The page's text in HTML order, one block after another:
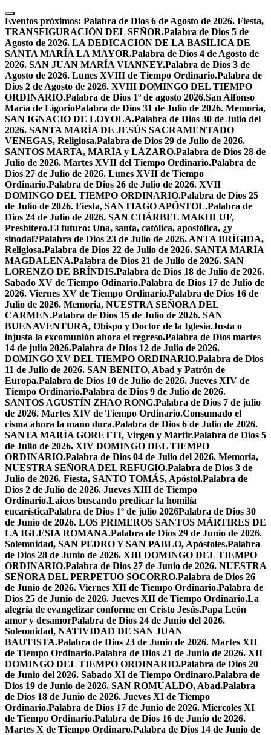
Skip
to
content
Eventos próximos: Palabra de Dios 6 de Agosto de 2026. Fiesta,
TRANSFIGURACIÓN DEL SEÑOR.Palabra de Dios 5 de
Agosto de 2026. LA DEDICACIÓN DE LA BASÍLICA DE
SANTA MARÍA LA MAYOR.Palabra de Dios 4 de Agosto de
2026. SAN JUAN MARÍA VIANNEY.Palabra de Dios 3 de
Agosto de 2026. Lunes XVIII de Tiempo Ordinario.Palabra de
Dios 2 de Agosto de 2026. XVIII DOMINGO DEL TIEMPO
ORDINARIO.Palabra de Dios 1º de agosto 2026.San Alfonso
María de LigorioPalabra de Dios 31 de Julio de 2026. Memoria,
SAN IGNACIO DE LOYOLA.Palabra de Dios 30 de Julio del
2026. SANTA MARÍA DE JESÚS SACRAMENTADO
VENEGAS, Religiosa.Palabra de Dios 29 de Julio de 2026.
SANTOS MARTA, MARÍA y LÁZARO.Palabra de Dios 28 de
Julio de 2026. Martes XVII del Tiempo Ordinario.Palabra de
Dios 27 de Julio de 2026. Lunes XVII de Tiempo
Ordinario.Palabra de Dios 26 de Julio de 2026. XVII
DOMINGO DEL TIEMPO ORDINARIO.Palabra de Dios 25
de Julio de 2026. Fiesta, SANTIAGO APÓSTOL.Palabra de
Dios 24 de Julio de 2026. SAN CHÁRBEL MAKHLUF,
Presbítero.El futuro: Una, santa, católica, apostólica, ¿y
sinodal?Palabra de Dios 23 de Julio de 2026. ANTA BRÍGIDA,
Religiosa.Palabra de Dios 22 de Julio de 2026. SANTA MARÍA
MAGDALENA.Palabra de Dios 21 de Julio de 2026. SAN
LORENZO DE BRÍNDIS.Palabra de Dios 18 de Julio de 2026.
Sabado XV de Tiempo Odinario.Palabra de Dios 17 de Julio de
2026. Viernes XV de Tiempo Ordinario.Palabra de Dios 16 de
Julio de 2026. Memoria, NUESTRA SEÑORA DEL
CARMEN.Palabra de Dios 15 de Julio de 2026. SAN
BUENAVENTURA, Obispo y Doctor de la Iglesia.Justa o
injusta la excomunión ahora el regreso.Palabra de Dios martes
14 de julio 2026.Palabra de Dios 12 de Julio de 2026.
DOMINGO XV DEL TIEMPO ORDINARIO.Palabra de Dios
11 de Julio de 2026. SAN BENITO, Abad y Patrón de
Europa.Palabra de Dios 10 de Julio de 2026. Jueves XIV de
Tiempo Ordinario.Palabra de Dios 9 de Julio de 2026.
SANTOS AGUSTÍN ZHAO RONG.Palabra de Dios 7 de julio
de 2026. Martes XIV de Tiempo Ordinario.Consumado el
cisma ahora la mano dura.Palabra de Dios 6 de Julio de 2026.
SANTA MARÍA GORETTI, Virgen y Mártir.Palabra de Dios 5
de Julio de 2026. XIV DOMINGO DEL TIEMPO
ORDINARIO.Palabra de Dios 04 de Julio del 2026. Memoria,
NUESTRA SEÑORA DEL REFUGIO.Palabra de Dios 3 de
Julio de 2026. Fiesta, SANTO TOMÁS, Apóstol.Palabra de
Dios 2 de Julio de 2026. Jueves XIII de Tiempo
Ordinario.Laicos buscando predicar la homilía
eucarísticaPalabra de Dios 1º de julio 2026Palabra de Dios 30
de Junio de 2026. LOS PRIMEROS SANTOS MÁRTIRES DE
LA IGLESIA ROMANA.Palabra de Dios 29 de Junio de 2026.
Solemnidad, SAN PEDRO Y SAN PABLO, Apóstoles.Palabra
de Dios 28 de Junio de 2026. XIII DOMINGO DEL TIEMPO
ORDINARIO.Palabra de Dios 27 de Junio de 2026. NUESTRA
SEÑORA DEL PERPETUO SOCORRO.Palabra de Dios 26
de Junio de 2026. Viernes XII de Tiempo Ordinario.Palabra de
Dios 25 de Junio de 2026. Jueves XII de Tiempo Ordinario.La
alegría de evangelizar conforme en Cristo Jesús.Papa León
amor y desamorPalabra de Dios 24 de Junio del 2026.
Solemnidad, NATIVIDAD DE SAN JUAN
BAUTISTA.Palabra de Dios 23 de Junio de 2026. Martes XII
de Tiempo Ordinario.Palabra de Dios 21 de Junio de 2026. XII
DOMINGO DEL TIEMPO ORDINARIO.Palabra de Dios 20
de Junio del 2026. Sabado XI de Tiempo Ordinaro.Palabra de
Dios 19 de Junio de 2026. SAN ROMUALDO, Abad.Palabra
de Dios 18 de Junio de 2026. Jueves XI de Tiempo
Ordinario.Palabra de Dios 17 de Junio de 2026. Miercoles XI
de Tiempo Ordinario.Palabra de Dios 16 de Junio de 2026.
Martes X de Tiempo Ordinaro.Palabra de Dios 14 de Junio de